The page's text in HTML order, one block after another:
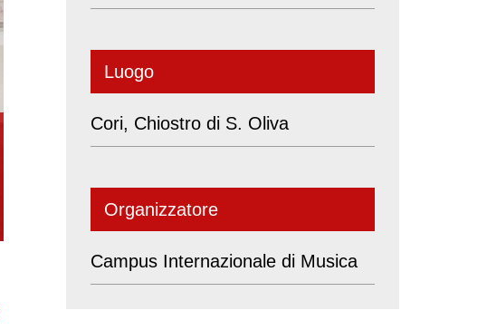
Luogo
Cori, Chiostro di S. Oliva
Organizzatore
Campus Internazionale di Musica